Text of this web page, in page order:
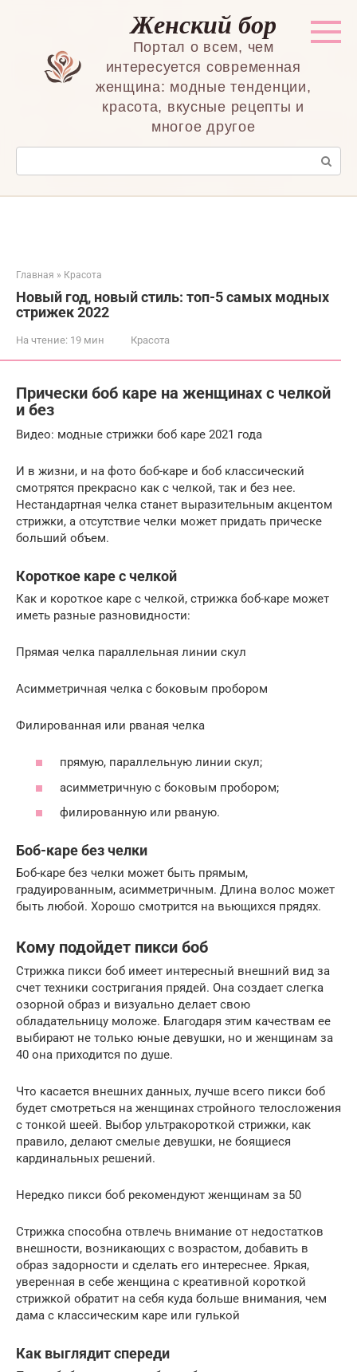
Женский бор
Портал о всем, чем
интересуется современная
женщина: модные тенденции,
красота, вкусные рецепты и
многое другое
Поиск:
Главная » Красота
Новый год, новый стиль: топ-5 самых модных
стрижек 2022
На чтение: 19 мин Красота
Прически боб каре на женщинах с челкой
и без
Видео: модные стрижки боб каре 2021 года
И в жизни, и на фото боб-каре и боб классический
смотрятся прекрасно как с челкой, так и без нее.
Нестандартная челка станет выразительным акцентом
стрижки, а отсутствие челки может придать прическе
больший объем.
Короткое каре с челкой
Как и короткое каре с челкой, стрижка боб-каре может
иметь разные разновидности:
Прямая челка параллельная линии скул
Асимметричная челка с боковым пробором
Филированная или рваная челка
прямую, параллельную линии скул;
асимметричную с боковым пробором;
филированную или рваную.
Боб-каре без челки
Боб-каре без челки может быть прямым,
градуированным, асимметричным. Длина волос может
быть любой. Хорошо смотрится на вьющихся прядях.
Кому подойдет пикси боб
Стрижка пикси боб имеет интересный внешний вид за
счет техники состригания прядей. Она создает слегка
озорной образ и визуально делает свою
обладательницу моложе. Благодаря этим качествам ее
выбирают не только юные девушки, но и женщинам за
40 она приходится по душе.
Что касается внешних данных, лучше всего пикси боб
будет смотреться на женщинах стройного телосложения
с тонкой шеей. Выбор ультракороткой стрижки, как
правило, делают смелые девушки, не боящиеся
кардинальных решений.
Нередко пикси боб рекомендуют женщинам за 50
Стрижка способна отвлечь внимание от недостатков
внешности, возникающих с возрастом, добавить в
образ задорности и сделать его интереснее. Яркая,
уверенная в себе женщина с креативной короткой
стрижкой обратит на себя куда больше внимания, чем
дама с классическим каре или гулькой
Как выглядит спереди